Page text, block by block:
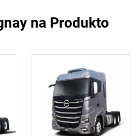
na Produkto